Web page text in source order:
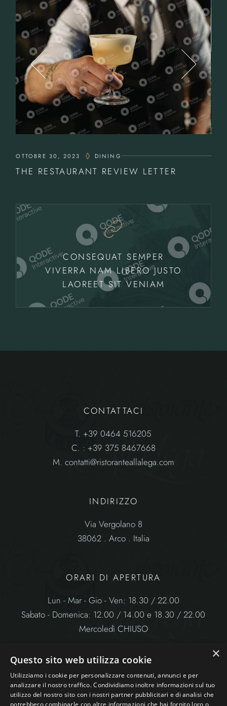
OTTOBRE 30, 2023 DINING
THE RESTAURANT REVIEW LETTER
CONSEQUAT SEMPER
VIVERRA NAM LIBERO JUSTO
LAOREET SIT VENIAM
CONTATTACI
T. +39 0464 516205
C. : +39 375 8467668
M. contatti@ristoranteallalega.com
INDIRIZZO
Via Vergolano 8
38062 . Arco . Italia
ORARI DI APERTURA
Lun - Mar - Gio - Ven: 18.30 / 22.00
Sabato - Domenica: 12.00 / 14.00 e 18.30 / 22.00
Mercoledì CHIUSO
×
Questo sito web utilizza cookie
Utilizziamo i cookie per personalizzare contenuti, annunci e per
analizzare il nostro traffico. Condividiamo inoltre informazioni sul tuo
utilizzo del nostro sito con i nostri partner pubblicitari e di analisi che
potrebbero combinarle con altre informazioni che hai fornito loro o